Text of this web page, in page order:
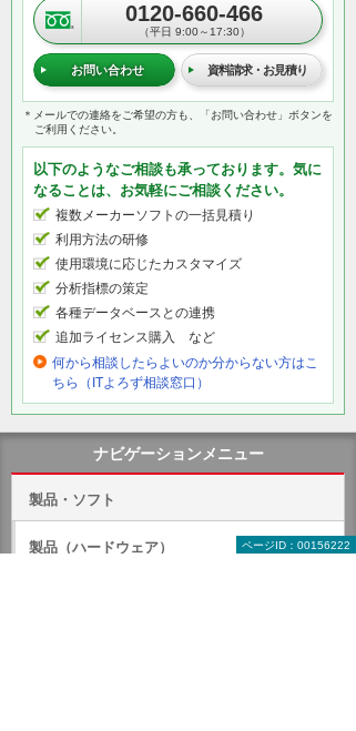
0120-660-466
（平日 9:00～17:30）
お問い合わせ 資料請求・お見積り
＊メールでの連絡をご希望の方も、「お問い合わせ」ボタンを
ご利用ください。
以下のようなご相談も承っております。気に
なることは、お気軽にご相談ください。
複数メーカーソフトの一括見積り
利用方法の研修
使用環境に応じたカスタマイズ
分析指標の策定
各種データベースとの連携
追加ライセンス購入 など
何から相談したらよいのか分からない方はこ
ちら（ITよろず相談窓口）
ページID：00156222
ナビゲーションメニュー
製品・ソフト
製品（ハードウェア）